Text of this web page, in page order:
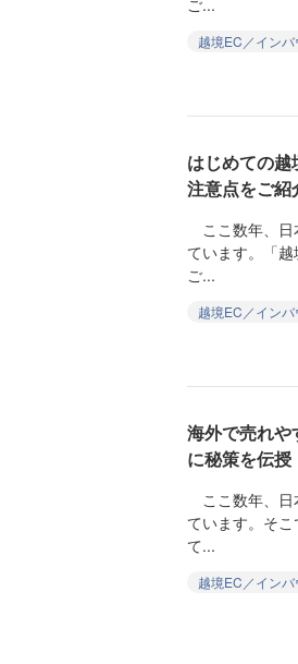
ご...
越境EC／インバ
はじめての
注意点をご紹
ここ数年、日
ています。「
ご...
越境EC／インバ
海外で売れや
に秘策を伝授
ここ数年、日
ています。そ
て...
越境EC／インバ